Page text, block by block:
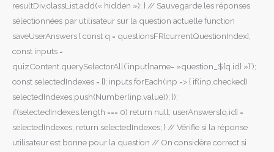
resultDiv.classList.add(« hidden »); } // Sauvegarde les réponses
sélectionnées par utilisateur sur la question actuelle function
saveUserAnswers { const q = questionsFR[currentQuestionIndex];
const inputs =
quizContent.querySelectorAll(`input[name= »question_${q.id} »]`);
const selectedIndexes = []; inputs.forEach(inp => { if(inp.checked)
selectedIndexes.push(Number(inp.value)); });
if(selectedIndexes.length === 0) return null; userAnswers[q.id] =
selectedIndexes; return selectedIndexes; } // Vérifie si la réponse
utilisateur est bonne pour la question // On considère correct si